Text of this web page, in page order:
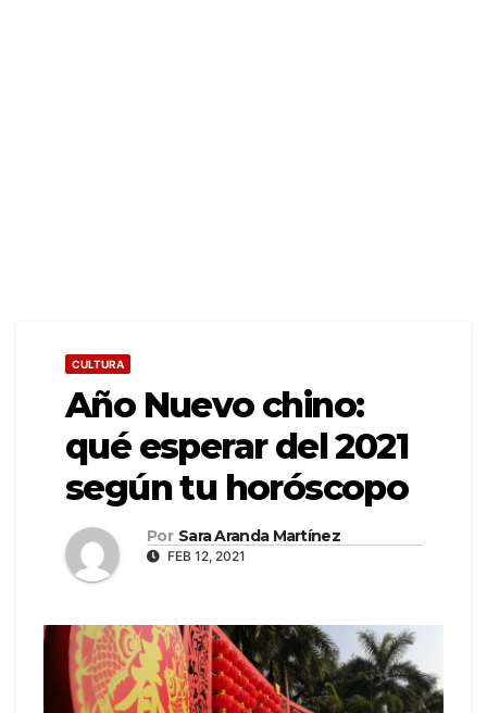
CULTURA
Año Nuevo chino:
qué esperar del 2021
según tu horóscopo
Por Sara Aranda Martínez
FEB 12, 2021